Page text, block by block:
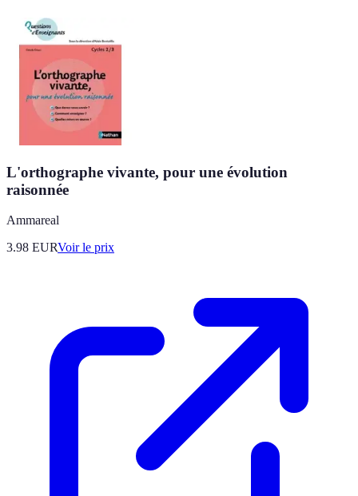
L'orthographe vivante, pour une évolution
raisonnée
Ammareal
3.98 EURVoir le prix